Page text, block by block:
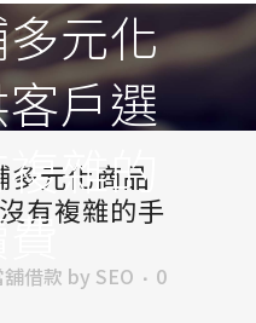
元化
戶選
雜的
多元化商品
有複雜的手
舖借款 by SEO
0